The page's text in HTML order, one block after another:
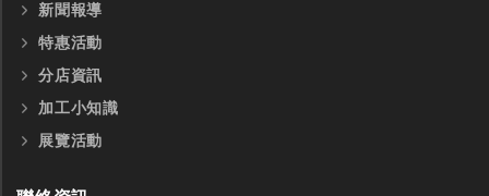
新聞報導
特惠活動
分店資訊
加工小知識
展覽活動